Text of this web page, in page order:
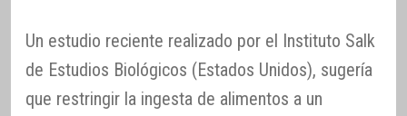
Un estudio reciente realizado por el Instituto Salk
de Estudios Biológicos (Estados Unidos), sugería
que restringir la ingesta de alimentos a un